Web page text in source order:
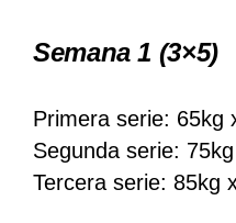
Semana 1 (3×5)
Primera serie: 65kg
Segunda serie:
Tercera serie: 85kg